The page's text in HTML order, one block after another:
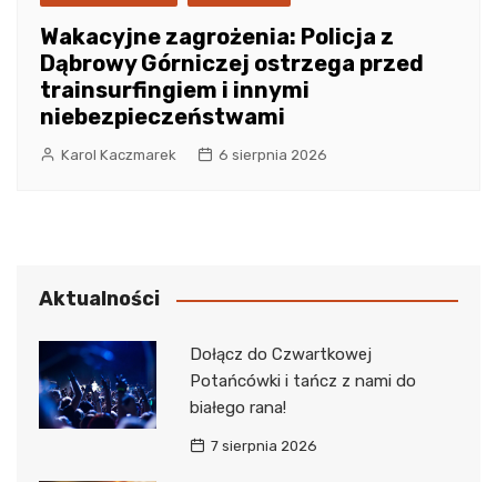
Wakacyjne zagrożenia: Policja z
Dąbrowy Górniczej ostrzega przed
trainsurfingiem i innymi
niebezpieczeństwami
Karol Kaczmarek 6 sierpnia 2026
Aktualności
Dołącz do Czwartkowej
Potańcówki i tańcz z nami do
białego rana!
7 sierpnia 2026